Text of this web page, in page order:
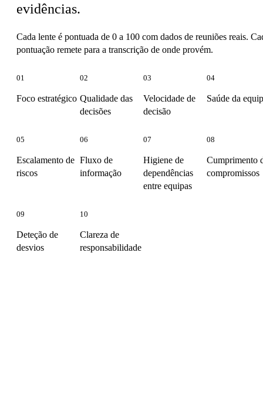
evidências.
Cada lente é pontuada de 0 a 100 com dados de reuniões reais.
pontuação remete para a transcrição de onde provém.
01
Foco estratégico
02
Qualidade das
decisões
03
Velocidade de
decisão
04
Saúde da
05
Escalamento de
riscos
06
Fluxo de
informação
07
Higiene de
dependências
entre equipas
08
Cumprimento
compromissos
09
Deteção de
desvios
10
Clareza de
responsabilidade